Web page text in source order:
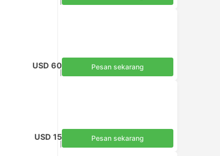
USD 60 Pesan sekarang
USD 15 Pesan sekarang